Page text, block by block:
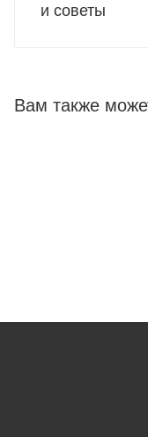
и советы
Вам также